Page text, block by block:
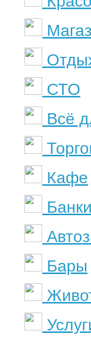
СТО
Всё
Кафе
Банки
Бары